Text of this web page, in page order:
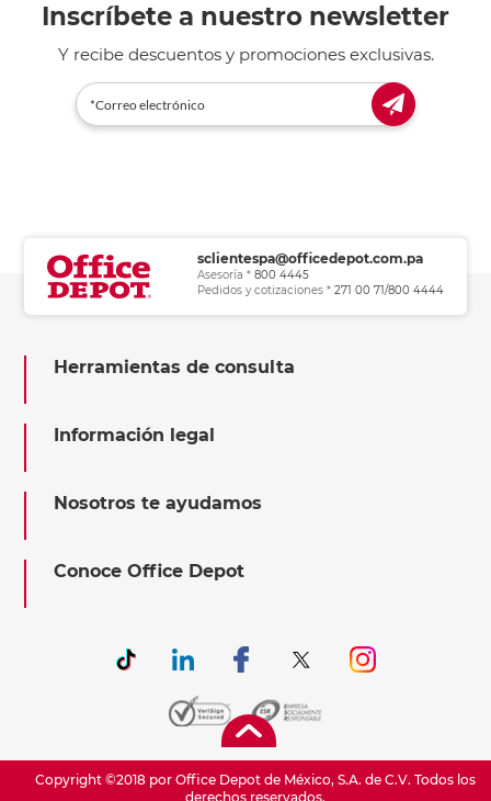
Inscríbete a nuestro newsletter
Y recibe descuentos y promociones exclusivas.
sclientespa@officedepot.com.pa
Asesoría * 800 4445
Pedidos y cotizaciones * 271 00 71/800 4444
Herramientas de consulta
Información legal
Nosotros te ayudamos
Conoce Office Depot
Copyright ©2018 por Office Depot de México, S.A. de C.V. Todos los
derechos reservados.